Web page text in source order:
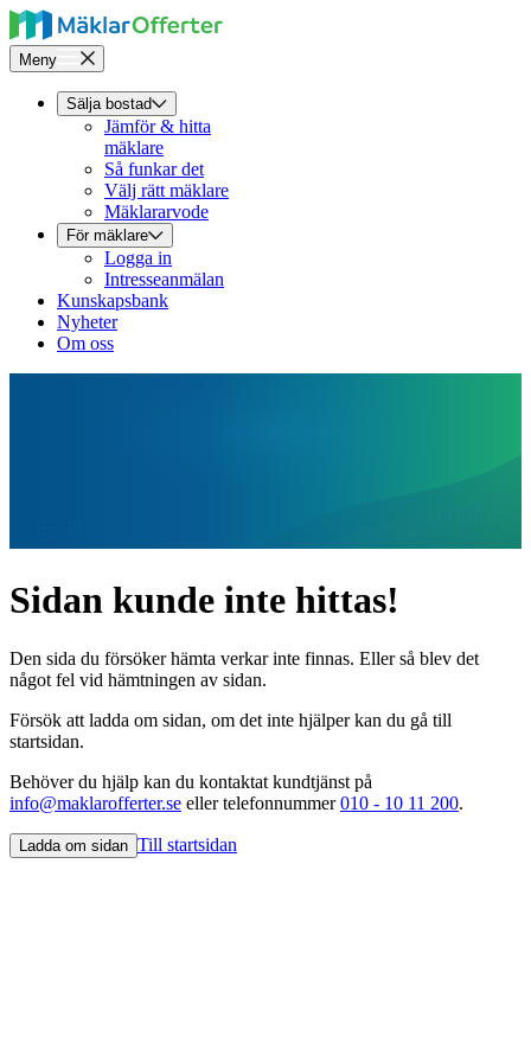
Meny
Sälja bostad
Jämför & hitta
mäklare
Så funkar det
Välj rätt mäklare
Mäklararvode
För mäklare
Logga in
Intresseanmälan
Kunskapsbank
Nyheter
Om oss
Sidan kunde inte hittas!
Den sida du försöker hämta verkar inte finnas. Eller så blev det
något fel vid hämtningen av sidan.
Försök att ladda om sidan, om det inte hjälper kan du gå till
startsidan.
Behöver du hjälp kan du kontaktat kundtjänst på
info@maklarofferter.se eller telefonnummer010 - 10 11 200.
Ladda om sidan Till startsidan